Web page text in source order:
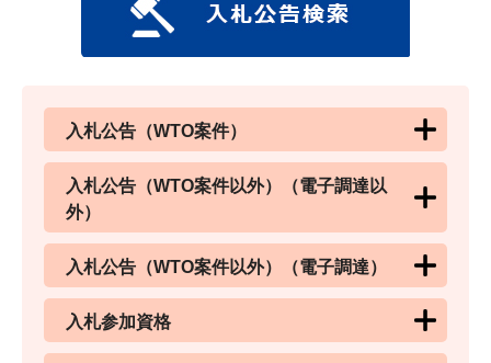
入札公告（WTO案件）
入札公告（WTO案件以外）（電子調達以
外）
入札公告（WTO案件以外）（電子調達）
入札参加資格